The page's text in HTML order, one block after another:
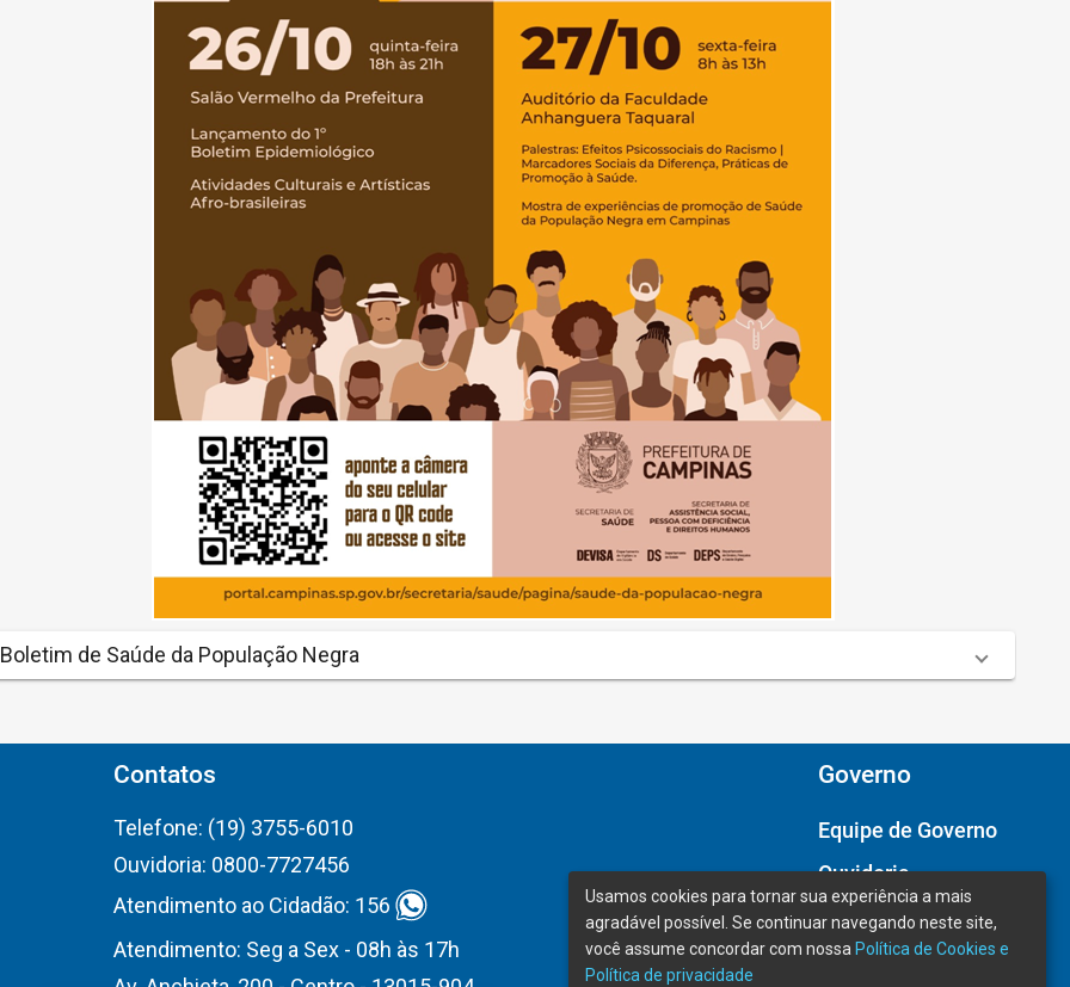
Boletim de Saúde da População Negra
Contatos
Telefone: (19) 3755-6010
Ouvidoria: 0800-7727456
Atendimento ao Cidadão: 156
Atendimento: Seg a Sex - 08h às 17h
Governo
Equipe de Governo
Ouvidoria
Câmara Municipal
Usamos cookies para tornar sua experiência a mais
agradável possível. Se continuar navegando neste site,
você assume concordar com nossa Política de Cookies e
Política de privacidade